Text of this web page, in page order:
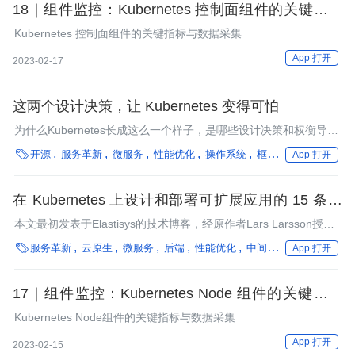
18｜组件监控：Kubernetes 控制面组件的关键指标
与数据采集
Kubernetes 控制面组件的关键指标与数据采集
2023-02-17 App 打开
这两个设计决策，让 Kubernetes 变得可怕
为什么Kubernetes长成这么一个样子，是哪些设计决策和权衡导致
的？
开源 服务革新 微服务 性能优化 操作系统 框架 在离线混部
App 打开
在 Kubernetes 上设计和部署可扩展应用的 15 条原
则
本文最初发表于Elastisys的技术博客，经原作者Lars Larsson授权
由InfoQ中文站翻译分享。
 服务革新 云原生 微服务 后端 性能优化 中间件 操作系统
App 打开
17｜组件监控：Kubernetes Node 组件的关键指标
与数据采集
Kubernetes Node组件的关键指标与数据采集
2023-02-15 App 打开